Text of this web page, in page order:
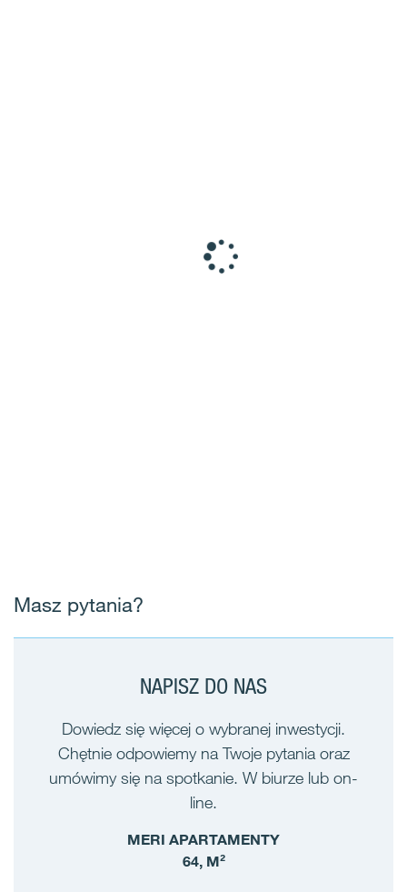
Masz pytania?
NAPISZ DO NAS
Dowiedz się więcej o wybranej inwestycji.
Chętnie odpowiemy na Twoje pytania oraz
umówimy się na spotkanie. W biurze lub on-
line.
MERI APARTAMENTY
64, M²